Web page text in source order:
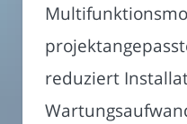
reduziert